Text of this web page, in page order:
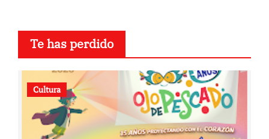
Te has perdido
Cultura